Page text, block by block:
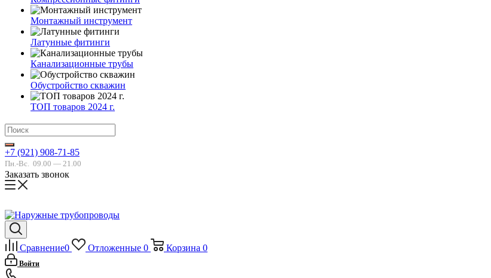
Монтажный инструмент
Латунные фитинги
Канализационные трубы
Обустройство скважин
ТОП товаров 2024 г.
+7 (921) 908-71-85
Пн.-Вс. 09.00 — 21.00
Заказать звонок
Сравнение0 Отложенные 0 Корзина 0
Войти